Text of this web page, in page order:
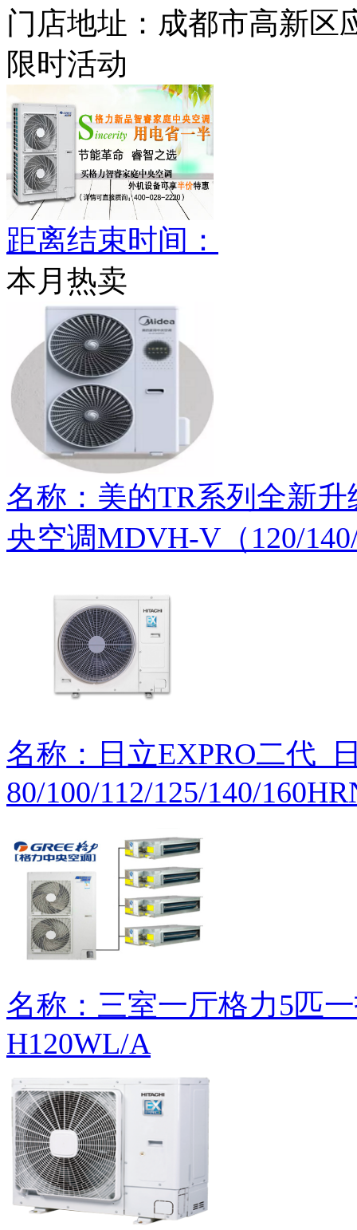
门店地址： 成都市高新区
限时活动
距离结束时间：
本月热卖
名称：美的TR系列全新
央空调MDVH-V（120/
名称：日立EXPRO二代_
80/100/112/125/140/
名称：三室一厅格力5匹
H120WL/A